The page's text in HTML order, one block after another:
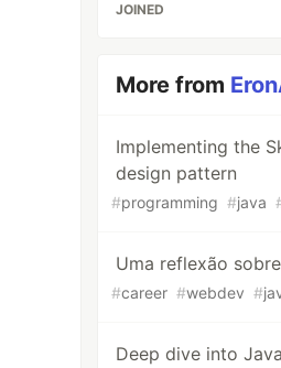
JOINED
More from
Implementing the
design pattern
#programming #java
Uma reflexão
#career #webdev #
Deep dive into